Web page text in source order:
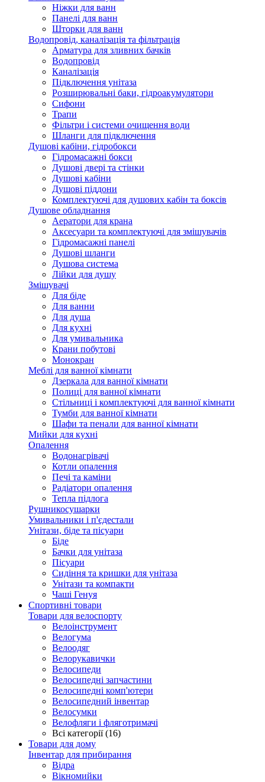
Ніжки для ванн
Панелі для ванн
Шторки для ванн
Водопровід, каналізація та фільтрація
Арматура для зливних бачків
Водопровід
Каналізація
Підключення унітаза
Розширювальні баки, гідроакумулятори
Сифони
Трапи
Фільтри і системи очищення води
Шланги для підключення
Душові кабіни, гідробокси
Гідромасажні бокси
Душові двері та стінки
Душові кабіни
Душові піддони
Комплектуючі для душових кабін та боксів
Душове обладнання
Аератори для крана
Аксесуари та комплектуючі для змішувачів
Гідромасажні панелі
Душові шланги
Душова система
Лійки для душу
Змішувачі
Для біде
Для ванни
Для душа
Для кухні
Для умивальника
Крани побутові
Монокран
Меблі для ванної кімнати
Дзеркала для ванної кімнати
Полиці для ванної кімнати
Стільниці і комплектуючі для ванної кімнати
Тумби для ванної кімнати
Шафи та пенали для ванної кімнати
Мийки для кухні
Опалення
Водонагрівачі
Котли опалення
Печі та каміни
Радіатори опалення
Тепла підлога
Рушникосушарки
Умивальники і п'єдестали
Унітази, біде та пісуари
Біде
Бачки для унітаза
Пісуари
Сидіння та кришки для унітаза
Унітази та компакти
Чаші Генуя
Спортивні товари
Товари для велоспорту
Велоінструмент
Велогума
Велоодяг
Велорукавички
Велосипеди
Велосипедні запчастини
Велосипедні комп'ютери
Велосипедний інвентар
Велосумки
Велофляги і фляготримачі
Всі категорії (16)
Товари для дому
Інвентар для прибирання
Відра
Вікномийки